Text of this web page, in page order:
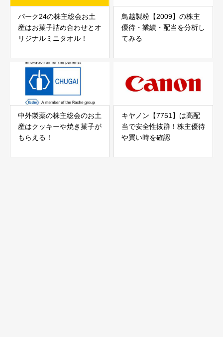
パーク24の株主総会お土
産はお菓子詰め合わせとオ
リジナルミニタオル！
鳥越製粉【2009】の株主
優待・業績・配当を分析し
てみる
中外製薬の株主総会のお土
産はクッキーや焼き菓子が
もらえる！
キヤノン【7751】は高配
当で安全性抜群！株主優待
や買い時を確認